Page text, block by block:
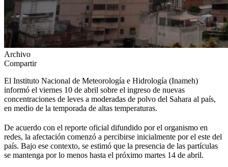
Archivo
Compartir
El Instituto Nacional de Meteorología e Hidrología (Inameh)
informó el viernes 10 de abril sobre el ingreso de nuevas
concentraciones de leves a moderadas de polvo del Sahara al país,
en medio de la temporada de altas temperaturas.
De acuerdo con el reporte oficial difundido por el organismo en
redes, la afectación comenzó a percibirse inicialmente por el este del
país. Bajo ese contexto, se estimó que la presencia de las partículas
se mantenga por lo menos hasta el próximo martes 14 de abril.